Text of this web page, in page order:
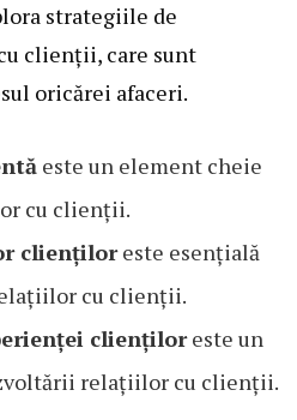
strategiile de
clienții, care sunt
oricărei afaceri.
este un element cheie
cu clienții.
cliențiloreste esențială
cu clienții.
cliențiloreste un
relațiilor cu clienții.